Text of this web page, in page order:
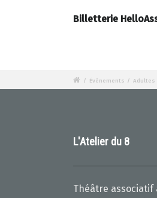
Billetterie
/ Évènements / Adultes
L'Atelier du 8
Théâtre associatif